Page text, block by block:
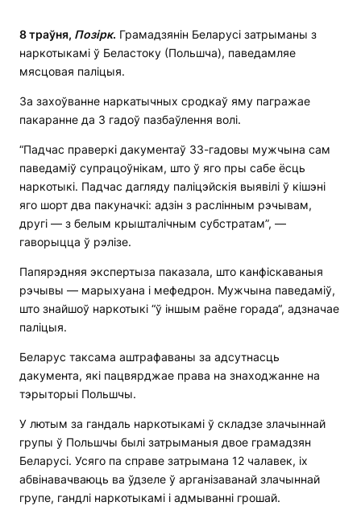
8 траўня, Позірк. Грамадзянін Беларусі затрыманы з
наркотыкамі ў Беластоку (Польшча), паведамляе
мясцовая паліцыя.
За захоўванне наркатычных сродкаў яму пагражае
пакаранне да 3 гадоў пазбаўлення волі.
“Падчас праверкі дакументаў 33-гадовы мужчына сам
паведаміў супрацоўнікам, што ў яго пры сабе ёсць
наркотыкі. Падчас дагляду паліцэйскія выявілі ў кішэні
яго шорт два пакуначкі: адзін з раслінным рэчывам,
другі — з белым крышталічным субстратам”, —
гаворыцца ў рэлізе.
Папярэдняя экспертыза паказала, што канфіскаваныя
рэчывы — марыхуана і мефедрон. Мужчына паведаміў,
што знайшоў наркотыкі “ў іншым раёне горада“, адзначае
паліцыя.
Беларус таксама аштрафаваны за адсутнасць
дакумента, які пацвярджае права на знаходжанне на
тэрыторыі Польшчы.
У лютым за гандаль наркотыкамі ў складзе злачыннай
групы ў Польшчы былі затрыманыя двое грамадзян
Беларусі. Усяго па справе затрымана 12 чалавек, іх
абвінавачваюць ва ўдзеле ў арганізаванай злачыннай
групе, гандлі наркотыкамі і адмыванні грошай.